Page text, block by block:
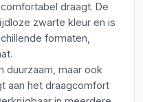
draagt. De
zwarte kleur en is
formaten,
duurzaam, maar ook
aan het draagcomfort